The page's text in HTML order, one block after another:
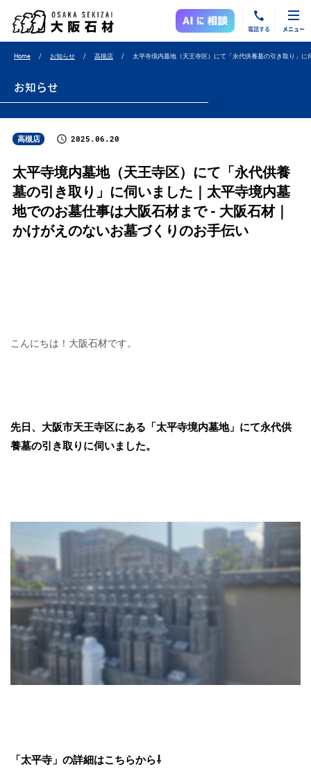
電話する メニュー
Home お知らせ 高槻店 太平寺境内墓地（天王寺区）にて「永代供養墓の引き取り」
お知らせ
高槻店 2025.06.20
太平寺境内墓地（天王寺区）にて「永代供養
墓の引き取り」に伺いました｜太平寺境内墓
地でのお墓仕事は大阪石材まで - 大阪石材｜
かけがえのないお墓づくりのお手伝い
こんにちは！大阪石材です。
先日、大阪市天王寺区にある「太平寺境内墓地」にて永代供
養墓の引き取りに伺いました。
「太平寺」の詳細はこちらから⇩